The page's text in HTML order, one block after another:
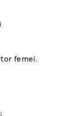
femei.